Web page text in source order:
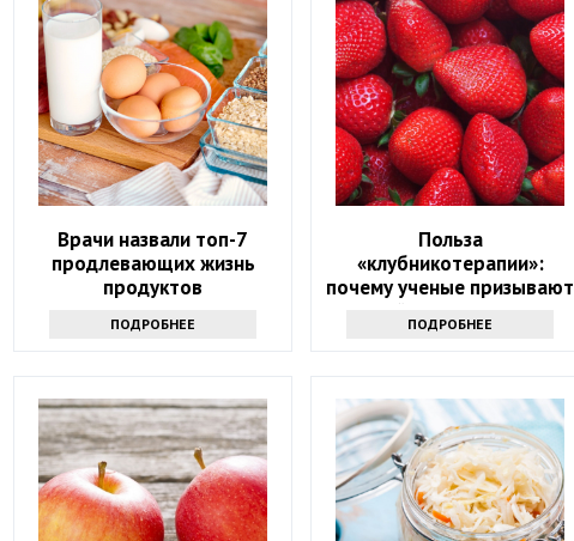
Врачи назвали топ-7
продлевающих жизнь
продуктов
ПОДРОБНЕЕ
Польза
«клубникотерапии»:
почему ученые призывают
людей в возрасте 50+
налегать на эту ягоду
ПОДРОБНЕЕ